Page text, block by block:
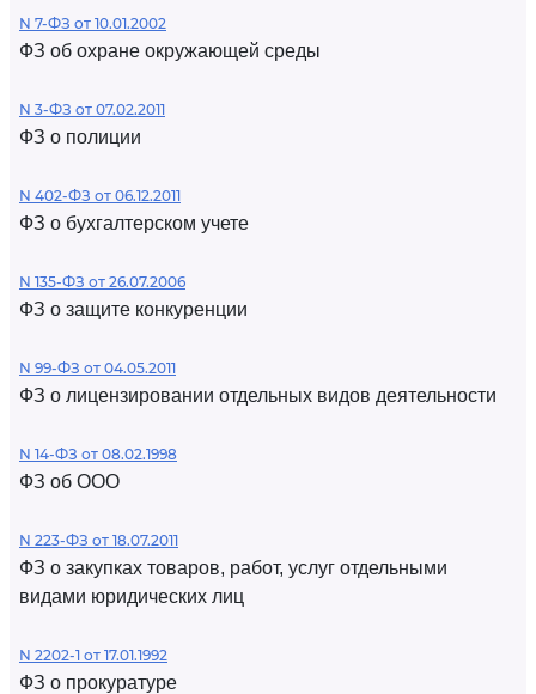
N 7-ФЗ от 10.01.2002
ФЗ об охране окружающей среды
N 3-ФЗ от 07.02.2011
ФЗ о полиции
N 402-ФЗ от 06.12.2011
ФЗ о бухгалтерском учете
N 135-ФЗ от 26.07.2006
ФЗ о защите конкуренции
N 99-ФЗ от 04.05.2011
ФЗ о лицензировании отдельных видов деятельности
N 14-ФЗ от 08.02.1998
ФЗ об ООО
N 223-ФЗ от 18.07.2011
ФЗ о закупках товаров, работ, услуг отдельными
видами юридических лиц
N 2202-1 от 17.01.1992
ФЗ о прокуратуре